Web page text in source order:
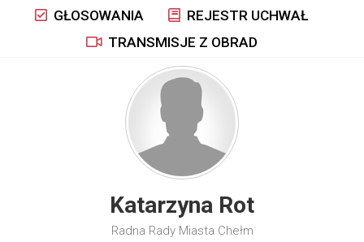
GŁOSOWANIA
REJESTR UCHWAŁ
TRANSMISJE Z OBRAD
Katarzyna Rot
Radna Rady Miasta Chełm